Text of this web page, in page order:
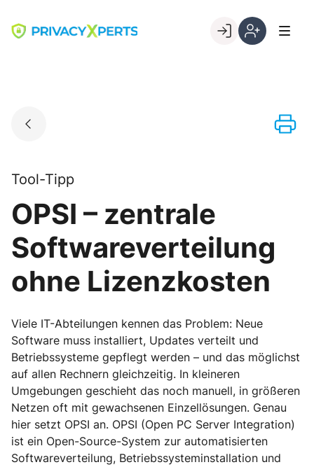
content
Go to landing page.
Tool-Tipp
OPSI – zentrale
Softwareverteilung
ohne Lizenzkosten
Viele IT-Abteilungen kennen das Problem: Neue
Software muss installiert, Updates verteilt und
Betriebssysteme gepflegt werden – und das möglichst
auf allen Rechnern gleichzeitig. In kleineren
Umgebungen geschieht das noch manuell, in größeren
Netzen oft mit gewachsenen Einzellösungen. Genau
hier setzt OPSI an. OPSI (Open PC Server Integration)
ist ein Open-Source-System zur automatisierten
Softwareverteilung, Betriebssysteminstallation und